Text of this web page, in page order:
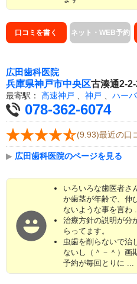
口コミを書く ネット・WEB予約
広田歯科医院
兵庫県神戸市中央区古湊通2-
最寄駅： 高速神戸 、 神戸 、 ハー
078-362-6074
(9.93)最近の口
▶ 広田歯科医院のページを見る
いろいろな歯医者さ
か歯茎が年齢で、伸
ないような事を言わ
治療方針の説明が分
らってます。
虫歯を削らないで治
ないし（＾－＾）画
予約が毎回とりに ...